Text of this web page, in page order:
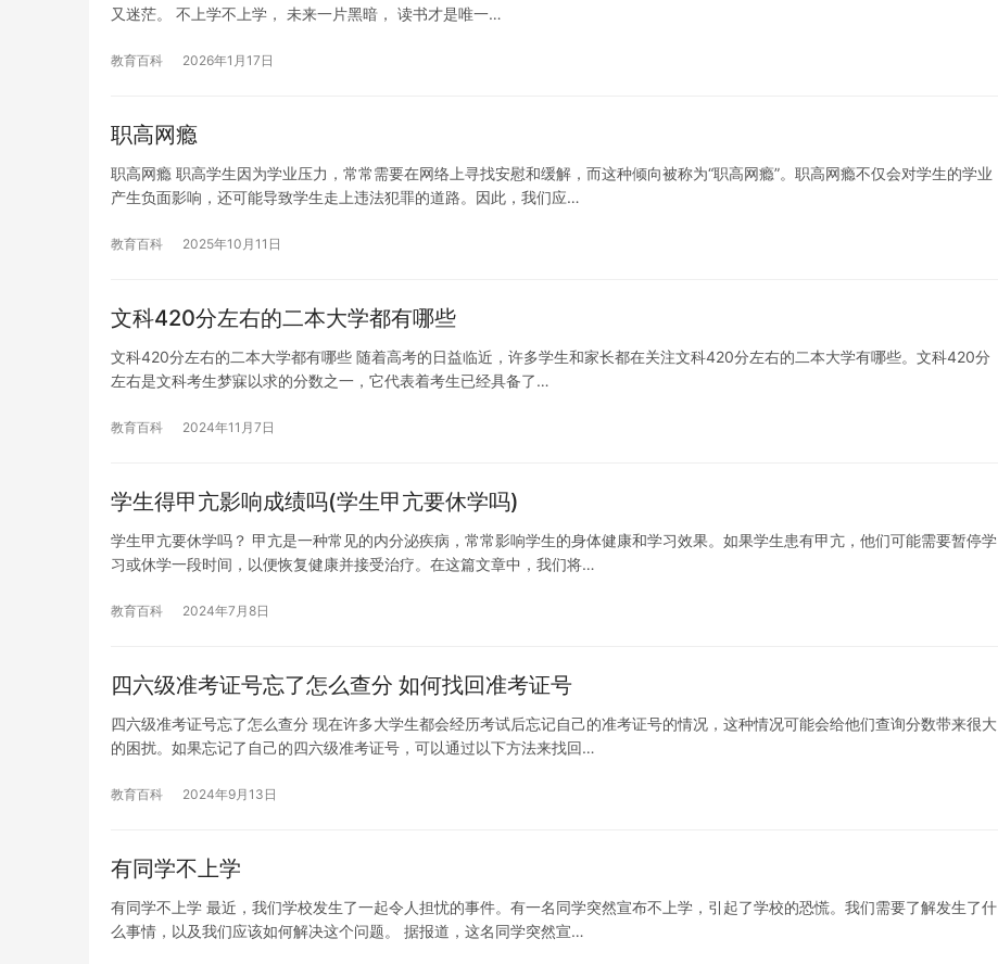
又迷茫。 不上学不上学， 未来一片黑暗， 读书才是唯一…
教育百科 2026年1月17日
职高网瘾
职高网瘾 职高学生因为学业压力，常常需要在网络上寻找安慰和缓解，而这种倾向被称为“职高网瘾”。职高网瘾不仅会对学生的学业
产生负面影响，还可能导致学生走上违法犯罪的道路。因此，我们应…
教育百科 2025年10月11日
文科420分左右的二本大学都有哪些
文科420分左右的二本大学都有哪些 随着高考的日益临近，许多学生和家长都在关注文科420分左右的二本大学有哪些。文科420分
左右是文科考生梦寐以求的分数之一，它代表着考生已经具备了…
教育百科 2024年11月7日
学生得甲亢影响成绩吗(学生甲亢要休学吗)
学生甲亢要休学吗？ 甲亢是一种常见的内分泌疾病，常常影响学生的身体健康和学习效果。如果学生患有甲亢，他们可能需要暂停学
习或休学一段时间，以便恢复健康并接受治疗。在这篇文章中，我们将…
教育百科 2024年7月8日
四六级准考证号忘了怎么查分 如何找回准考证号
四六级准考证号忘了怎么查分 现在许多大学生都会经历考试后忘记自己的准考证号的情况，这种情况可能会给他们查询分数带来很大
的困扰。如果忘记了自己的四六级准考证号，可以通过以下方法来找回…
教育百科 2024年9月13日
有同学不上学
有同学不上学 最近，我们学校发生了一起令人担忧的事件。有一名同学突然宣布不上学，引起了学校的恐慌。我们需要了解发生了什
么事情，以及我们应该如何解决这个问题。 据报道，这名同学突然宣…